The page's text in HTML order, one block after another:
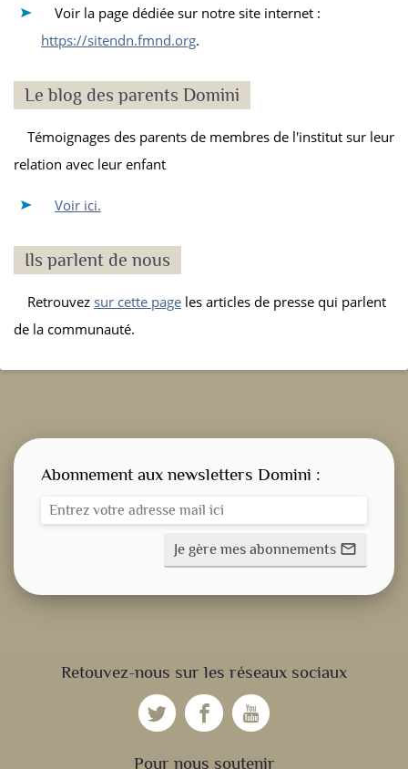
Voir la page dédiée sur notre site internet :
https://sitendn.fmnd.org.
Le blog des parents Domini
Témoignages des parents de membres de l'institut sur leur
relation avec leur enfant
Voir ici.
Ils parlent de nous
Retrouvez sur cette page les articles de presse qui parlent
de la communauté.
Retouvez-nous sur les réseaux sociaux
Pour nous soutenir
Abonnement aux newsletters Domini :
Je gère mes abonnements mail_outline